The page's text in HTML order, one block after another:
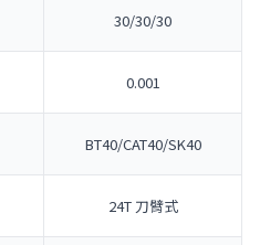
30/30/30
0.001
BT40/CAT40/SK40
24T 刀臂式